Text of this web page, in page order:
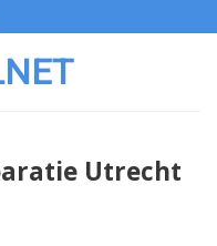
Utrecht